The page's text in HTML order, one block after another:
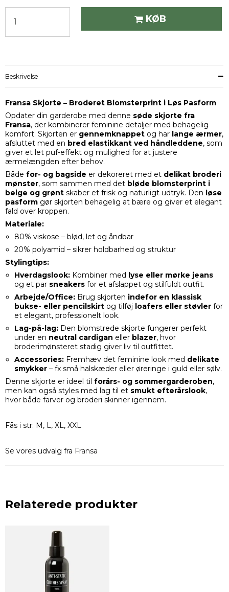
KØB
Beskrivelse
Fransa Skjorte – Broderet Blomsterprint i Løs Pasform
Opdater din garderobe med denne søde skjorte fra
Fransa, der kombinerer feminine detaljer med behagelig
komfort. Skjorten er gennemknappet og har lange ærmer,
afsluttet med en bred elastikkant ved håndleddene, som
giver et let puf-effekt og mulighed for at justere
ærmelængden efter behov.
Både for- og bagside er dekoreret med et delikat broderi
mønster, som sammen med det bløde blomsterprint i
beige og grønt skaber et frisk og naturligt udtryk. Den løse
pasform gør skjorten behagelig at bære og giver et elegant
fald over kroppen.
Materiale:
80% viskose – blød, let og åndbar
20% polyamid – sikrer holdbarhed og struktur
Stylingtips:
Hverdagslook:Kombiner med lyse eller mørke jeans
og et par sneakersfor et afslappet og stilfuldt outfit.
Arbejde/Office:Brug skjorten indefor en klassisk
bukse- eller pencilskirtog tilføj loafers eller støvlerfor
et elegant, professionelt look.
Lag-på-lag:Den blomstrede skjorte fungerer perfekt
under en neutral cardigan eller blazer, hvor
broderimønsteret stadig giver liv til outfittet.
Accessories:Fremhæv det feminine look med delikate
smykker– fx små halskæder eller øreringe i guld eller sølv.
Denne skjorte er ideel til forårs- og sommergarderoben,
men kan også styles med lag til et smukt efterårslook,
hvor både farver og broderi skinner igennem.
Fås i str: M, L, XL, XXL
Se vores udvalg fra Fransa
Relaterede produkter